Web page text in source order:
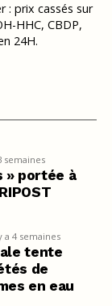
: prix cassés sur
HHC, CBDP,
24H.
semaines
» portée à
a 4 semaines
tente
de
en eau